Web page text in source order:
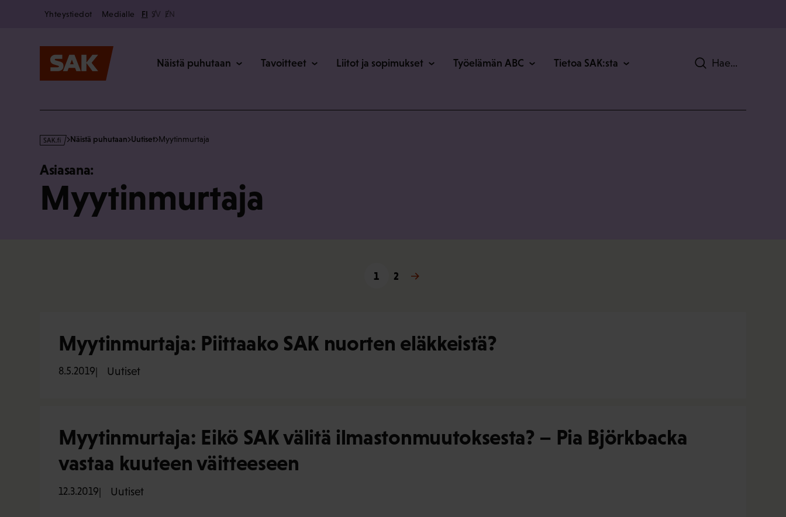
Secondary
Yhteystiedot Medialle FI SV EN
Näistä puhutaan Tavoitteet Liitot ja sopimukset Työelämän ABC Tietoa SAK:sta Hae
s
·
Näistä puhutaan Uutiset Myytinmurtaja
Asiasana:
Myytinmurtaja
1 2
Seuraava »
Myytinmurtaja: Piittaako SAK nuorten eläkkeistä?
8.5.2019 Uutiset
Myytinmurtaja: Eikö SAK välitä ilmastonmuutoksesta? – Pia Björkbacka
vastaa kuuteen väitteeseen
12.3.2019 Uutiset